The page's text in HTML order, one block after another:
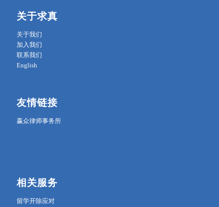
关于求真
关于我们
加入我们
联系我们
English
友情链接
赢众律师事务所
相关服务
留学开除应对